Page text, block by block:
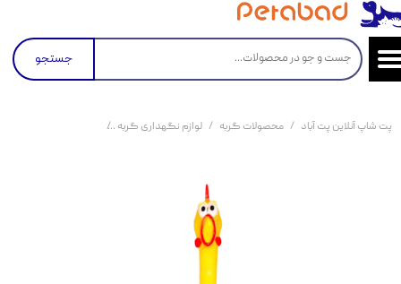
جستجو
پت شاپ آنلاین پت آباد محصولات گربه لوازم نگهداری گربه